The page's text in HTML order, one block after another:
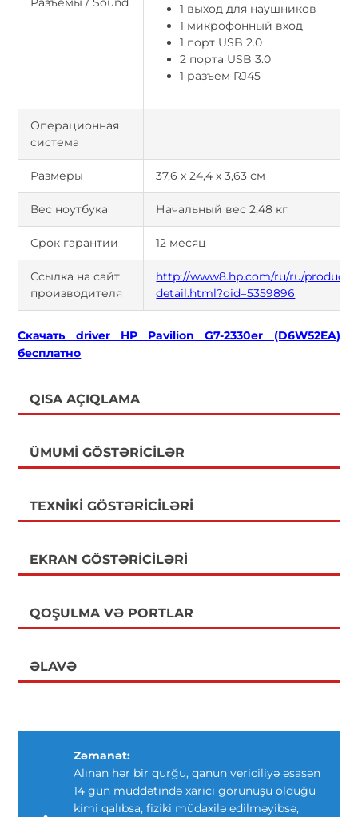
1 выход для наушников
1 микрофонный вход
1 порт USB 2.0
2 порта USB 3.0
1 разъем RJ45
Операционная
система
Размеры 37,6 x 24,4 x 3,63 см
Вес ноутбука Начальный вес 2,48 кг
Срок гарантии 12 месяц
Ссылка на сайт
производителя
http://www8.hp.com/ru/ru/
detail.html?oid=5359896
Скачать driver HP Pavilion G7-2330er (D6W52EA)
бесплатно
QISA AÇIQLAMA
ÜMUMI GÖSTƏRICILƏR
TEXNIKI GÖSTƏRICILƏRI
EKRAN GÖSTƏRICILƏRI
QOŞULMA VƏ PORTLAR
ƏLAVƏ
Zəmanət:
Alınan hər bir qurğu, qanun vericiliyə əsasən
14 gün müddətində xarici görünüşü olduğu
kimi qalıbsa, fiziki müdaxilə edilməyibsə,